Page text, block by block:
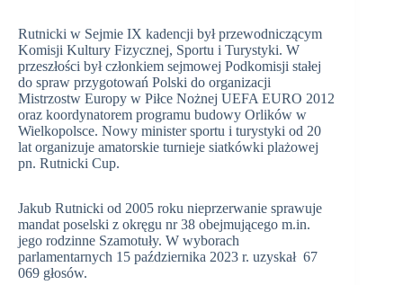
Rutnicki w Sejmie IX kadencji był przewodniczącym
Komisji Kultury Fizycznej, Sportu i Turystyki. W
przeszłości był członkiem sejmowej Podkomisji stałej
do spraw przygotowań Polski do organizacji
Mistrzostw Europy w Piłce Nożnej UEFA EURO 2012
oraz koordynatorem programu budowy Orlików w
Wielkopolsce. Nowy minister sportu i turystyki od 20
lat organizuje amatorskie turnieje siatkówki plażowej
pn. Rutnicki Cup.
Jakub Rutnicki od 2005 roku nieprzerwanie sprawuje
mandat poselski z okręgu nr 38 obejmującego m.in.
jego rodzinne Szamotuły. W wyborach
parlamentarnych 15 października 2023 r. uzyskał 67
069 głosów.